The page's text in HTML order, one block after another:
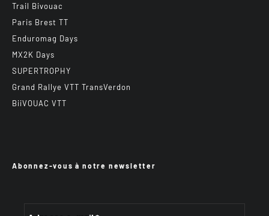
Trail Bivouac
Paris Brest TT
Enduromag Days
MX2K Days
SUPERTROPHY
Grand Rallye VTT TransVerdon
BiiVOUAC VTT
Abonnez-vous à notre newsletter